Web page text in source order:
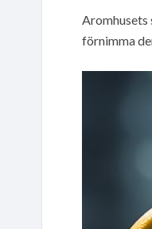
Aromhusets
förnimma